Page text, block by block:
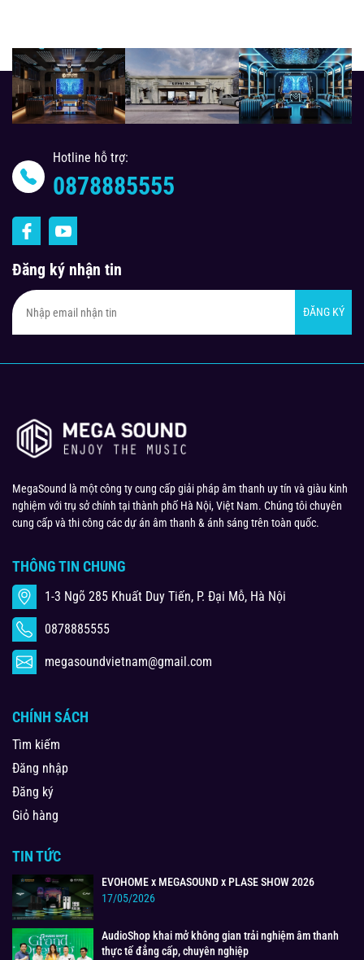
Hotline hỗ trợ:
0878885555
Đăng ký nhận tin
ĐĂNG KÝ
MegaSound là một công ty cung cấp giải pháp âm thanh uy tín và giàu kinh
nghiệm với trụ sở chính tại thành phố Hà Nội, Việt Nam. Chúng tôi chuyên
cung cấp và thi công các dự án âm thanh & ánh sáng trên toàn quốc.
THÔNG TIN CHUNG
1-3 Ngõ 285 Khuất Duy Tiến, P. Đại Mỗ, Hà Nội
0878885555
megasoundvietnam@gmail.com
CHÍNH SÁCH
Tìm kiếm
Đăng nhập
Đăng ký
Giỏ hàng
TIN TỨC
EVOHOME x MEGASOUND x PLASE SHOW 2026
17/05/2026
AudioShop khai mở không gian trải nghiệm âm thanh
thực tế đẳng cấp, chuyên nghiệp